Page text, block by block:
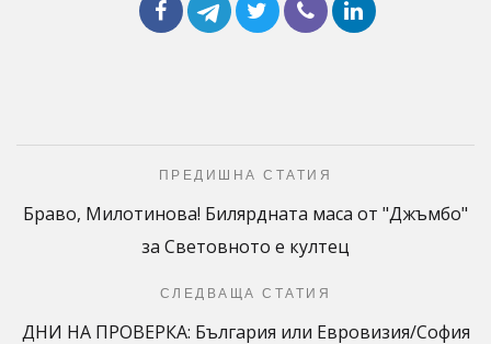
ПРЕДИШНА СТАТИЯ
Браво, Милотинова! Билярдната маса от "Джъмбо"
за Световното е култец
СЛЕДВАЩА СТАТИЯ
ДНИ НА ПРОВЕРКА: България или Евровизия/София